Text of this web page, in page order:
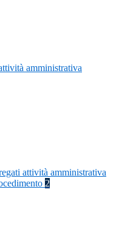
amministrativa
attività amministrativa
2